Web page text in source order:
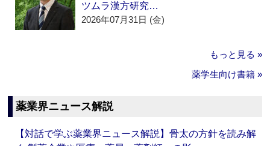
ツムラ漢方研究…
2026年07月31日 (金)
もっと見る »
薬学生向け書籍 »
薬業界ニュース解説
【対話で学ぶ薬業界ニュース解説】骨太の方針を読み解